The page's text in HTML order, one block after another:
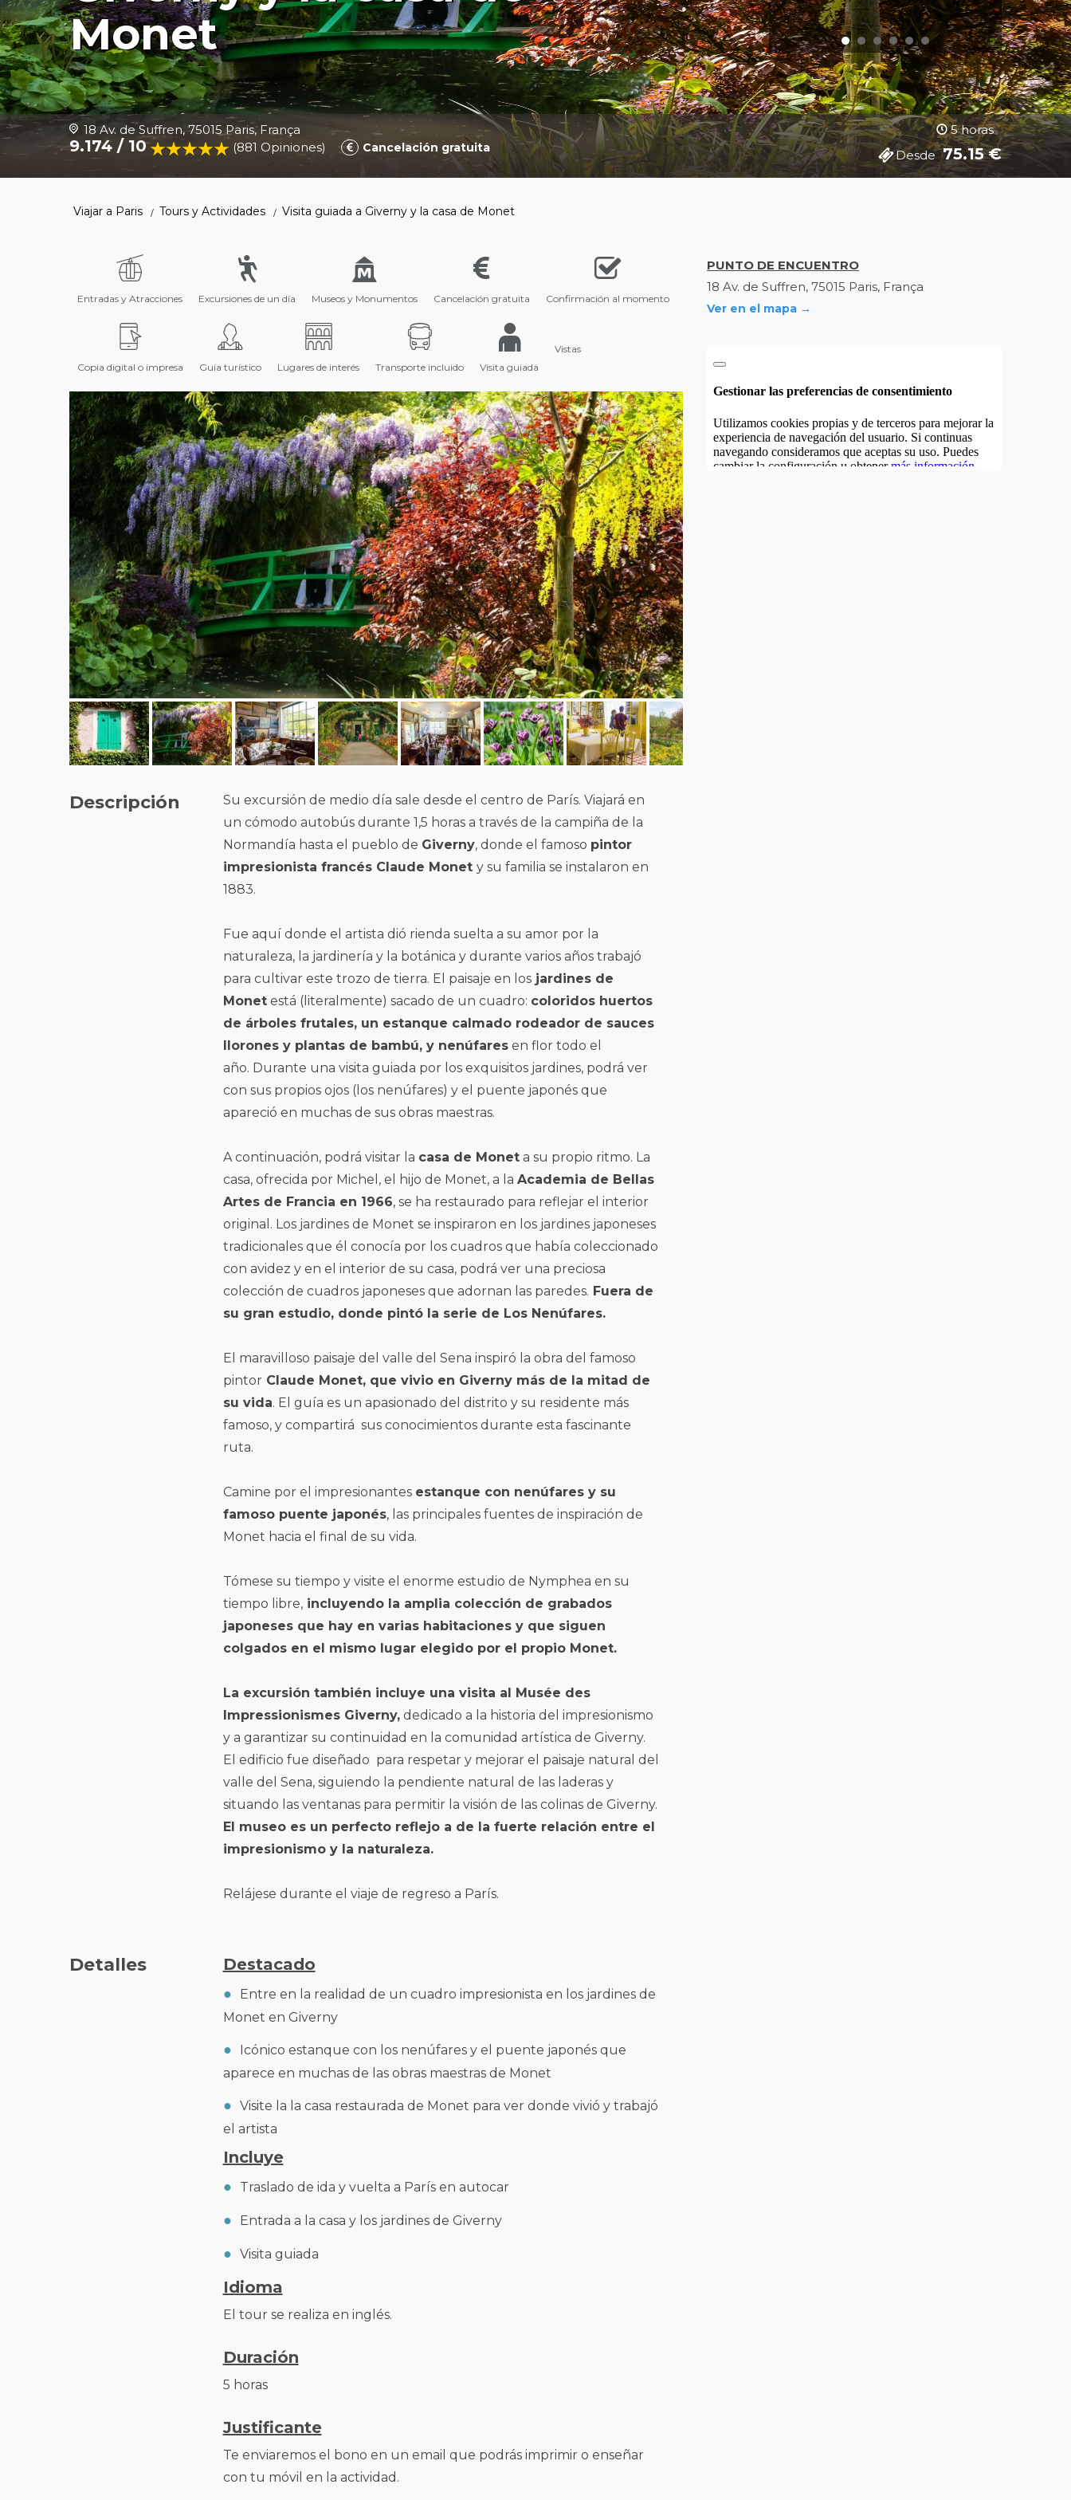
Monet
18 Av. de Suffren, 75015 Paris, França
9.174 / 10 (881 Opiniones) Cancelación gratuita
5 horas
Desde 75.15 €
Viajar a Paris Tours y Actividades Visita guiada a Giverny y la casa de Monet
Entradas y Atracciones Excursiones de un día Museos y Monumentos Cancelación gratuita Confirmación al momento
Copia digital o impresa Guía turístico Lugares de interés Transporte incluido Visita guiada
Vistas
Descripción
Su excursión de medio día sale desde el centro de París. Viajará en
un cómodo autobús durante 1,5 horas a través de la campiña de la
Normandía hasta el pueblo de Giverny, donde el famoso pintor
impresionista francés Claude Monet y su familia se instalaron en
1883.
Fue aquí donde el artista dió rienda suelta a su amor por la
naturaleza, la jardinería y la botánica y durante varios años trabajó
para cultivar este trozo de tierra. El paisaje en losjardines de
Monetestá (literalmente) sacado de un cuadro: coloridos huertos
de árboles frutales, un estanque calmado rodeador de sauces
llorones y plantas de bambú, y nenúfaresen flor todo el
año. Durante una visita guiada por los exquisitos jardines, podrá ver
con sus propios ojos (los nenúfares) y el puente japonés que
apareció en muchas de sus obras maestras.
A continuación, podrá visitar la casa de Moneta su propio ritmo. La
casa, ofrecida por Michel, el hijo de Monet, a la Academia de Bellas
Artes de Francia en 1966, se ha restaurado para reflejar el interior
original. Los jardines de Monet se inspiraron en los jardines japoneses
tradicionales que él conocía por los cuadros que había coleccionado
con avidez y en el interior de su casa, podrá ver una preciosa
colección de cuadros japoneses que adornan las paredes. Fuera de
su gran estudio, donde pintó la serie de Los Nenúfares.
El maravilloso paisaje del valle del Sena inspiró la obra del famoso
pintor Claude Monet, que vivio en Giverny más de la mitad de
su vida. El guía es un apasionado del distrito y su residente más
famoso, y compartirá sus conocimientos durante esta fascinante
ruta.
Camine por el impresionantes estanque con nenúfares y su
famoso puente japonés, las principales fuentes de inspiración de
Monet hacia el final de su vida.
Tómese su tiempo y visite el enorme estudio de Nymphea en su
tiempo libre,incluyendo la amplia colección de grabados
japoneses que hay en varias habitaciones y que siguen
colgados en el mismo lugar elegido por el propio Monet.
La excursión también incluye una visita al Musée des
Impressionismes Giverny,dedicado a la historia del impresionismo
y a garantizar su continuidad en la comunidad artística de Giverny.
El edificio fue diseñado para respetar y mejorar el paisaje natural del
valle del Sena, siguiendo la pendiente natural de las laderas y
situando las ventanas para permitir la visión de las colinas de Giverny.
El museo es un perfecto reflejo a de la fuerte relación entre el
impresionismo y la naturaleza.
Relájese durante el viaje de regreso a París.
Detalles Destacado
Entre en la realidad de un cuadro impresionista en los jardines de
Monet en Giverny
Icónico estanque con los nenúfares y el puente japonés que
aparece en muchas de las obras maestras de Monet
Visite la la casa restaurada de Monet para ver donde vivió y trabajó
el artista
Incluye
Traslado de ida y vuelta a París en autocar
Entrada a la casa y los jardines de Giverny
Visita guiada
Idioma
El tour se realiza en inglés.
Duración
5 horas
Justificante
Te enviaremos el bono en un email que podrás imprimir o enseñar
con tu móvil en la actividad.
PUNTO DE ENCUENTRO
18 Av. de Suffren, 75015 Paris, França
Ver en el mapa →